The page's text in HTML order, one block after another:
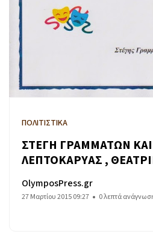
ΠΟΛΙΤΙΣΤΙΚΑ
ΣΤΕΓΗ ΓΡΑΜΜΑΤΩΝ
ΛΕΠΤΟΚΑΡΥΑΣ ,
OlymposPress.gr
27 Μαρτίου 2015 09:27 0 λεπτά